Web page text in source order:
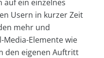
auf ein einzelnes
Usern in kurzer Zeit
mehr und
Media-Elemente wie
den eigenen Auftritt